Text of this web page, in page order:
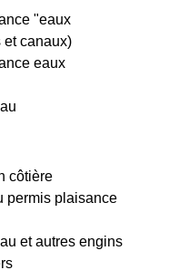
"eaux
et canaux)
eaux
côtière
permis plaisance
et autres engins